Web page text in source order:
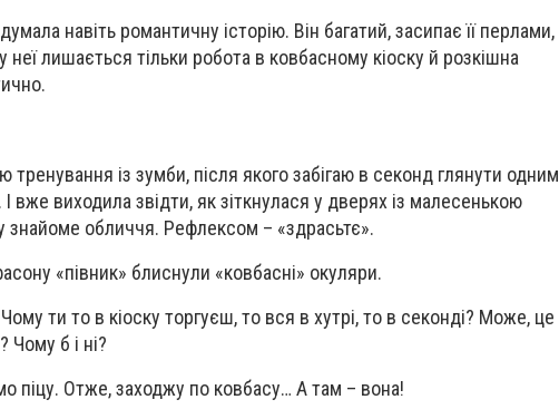
навіть романтичну історію. Він багатий, засипає її перлами,
лишається тільки робота в ковбасному кіоску й розкішна
із зумби, після якого забігаю в секонд глянути одним
вже виходила звідти, як зіткнулася у дверях із малесенькою
знайоме обличчя. Рефлексом – «здрасьтє».
«півник» блиснули «ковбасні» окуляри.
ти то в кіоску торгуєш, то вся в хутрі, то в секонді? Може, це
Чому б і ні?
піцу. Отже, заходжу по ковбасу… А там – вона!